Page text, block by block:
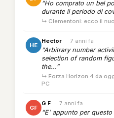
“Ho comprato un bel
durante il periodo di
↳ Clementoni: ecco il
HE
Hector · 7 anni fa
“Arbitrary number
selection of random
the...”
↳ Forza Horizon 4 da
PC
GF
G F · 7 anni fa
“E' appunto per